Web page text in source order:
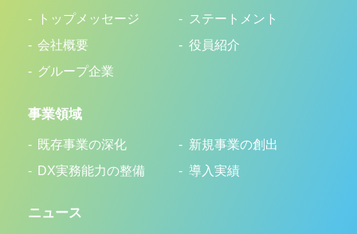
トップメッセージ
ステートメント
会社概要
役員紹介
グループ企業
事業領域
既存事業の深化
新規事業の創出
DX実務能力の整備
導入実績
ニュース